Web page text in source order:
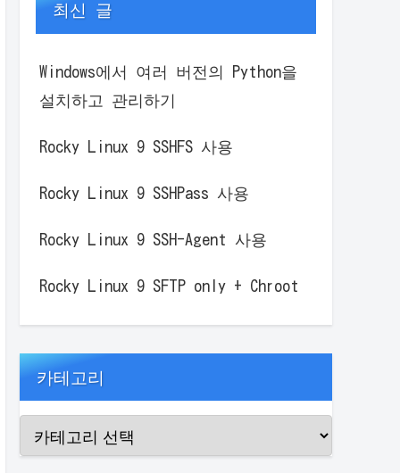
최신 글
Windows에서 여러 버전의 Python을
설치하고 관리하기
Rocky Linux 9 SSHFS 사용
Rocky Linux 9 SSHPass 사용
Rocky Linux 9 SSH-Agent 사용
Rocky Linux 9 SFTP only + Chroot
카테고리